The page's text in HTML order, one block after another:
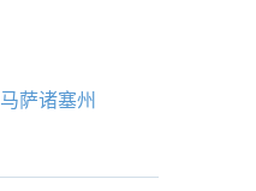
马萨诸塞州